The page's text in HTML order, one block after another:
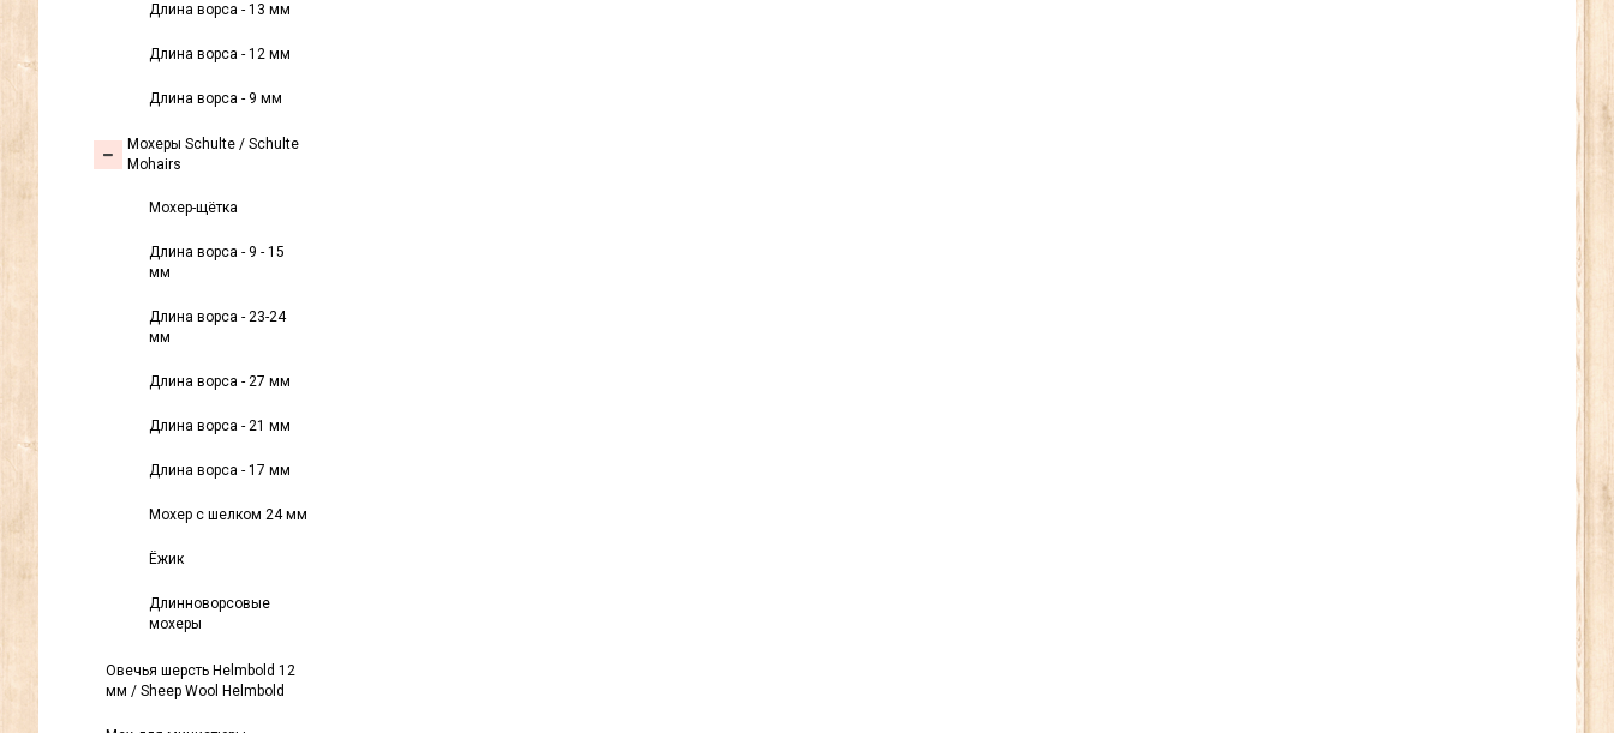
Длина ворса - 13 мм
Длина ворса - 12 мм
Длина ворса - 9 мм
Мохеры Sсhulte / Schulte
Mohairs
Мохер-щётка
Длина ворса - 9 - 15
мм
Длина ворса - 23-24
мм
Длина ворса - 27 мм
Длина ворса - 21 мм
Длина ворса - 17 мм
Мохер с шелком 24 мм
Ёжик
Длинноворсовые
мохеры
Овечья шерсть Helmbold 12
мм / Sheep Wool Helmbold